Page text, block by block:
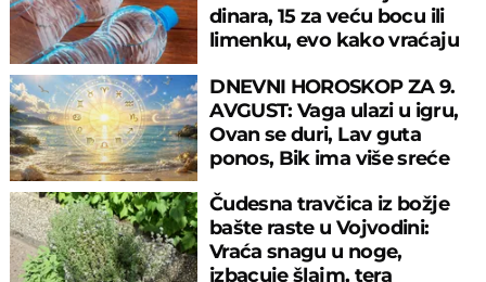
dinara, 15 za veću bocu ili
limenku, evo kako vraćaju
DNEVNI HOROSKOP ZA 9.
AVGUST: Vaga ulazi u igru,
Ovan se duri, Lav guta
ponos, Bik ima više sreće
Čudesna travčica iz božje
bašte raste u Vojvodini:
Vraća snagu u noge,
izbacuje šlajm, tera